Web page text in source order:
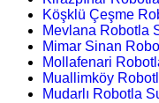
Köşklü Çeşme
Mevlana Robotla
Mimar Sinan
Mollafenari
Muallimköy
Mudarlı Robotla